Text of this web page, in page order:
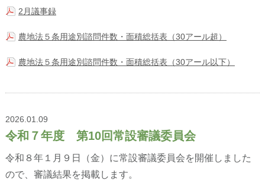
2月議事録
農地法５条用途別諮問件数・面積総括表（30アール超）
農地法５条用途別諮問件数・面積総括表（30アール以下）
2026.01.09
令和７年度 第10回常設審議委員会
令和８年１月９日（金）に常設審議委員会を開催しました
ので、審議結果を掲載します。